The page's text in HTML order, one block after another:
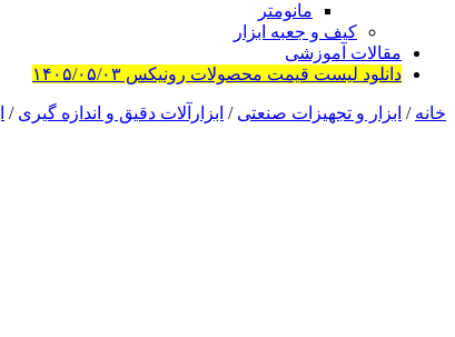
مانومتر
کیف و جعبه ابزار
مقالات آموزشی
دانلود لیست قیمت محصولات رونیکس ۱۴۰۵/۰۵/۰۳
خانه / ابزار و تجهیزات صنعتی / ابزارآلات دقیق و اندازه گیری /